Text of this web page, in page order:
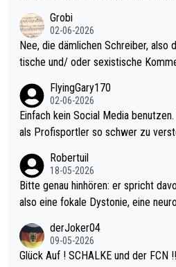
ohl wenig WDF Turniere spielen.
es Jahr der Fall. Er musste als
den Qualifier und ich glaube kaum,
gas) antun würde, wenn er doch
el hat.
Grobi
02-06-2026
Nee, die dämlichen Schreiber, also
tische und/ oder sexistische
s Leben in den Griff kriegen. Nur
r war doch neulich erst derjenige,
rovoziert hat. Und Littlers Mutter
FlyingGary170
02-06-2026
Einfach kein Social Media
als Profisportler so schwer zu
Robertuil
18-05-2026
Bitte genau hinhören: er spricht
also eine fokale Dystonie, eine
erden, im Arm hat. Und, dass
be immer noch, dass sehr viele der
derJoker04
09-05-2026
Glück Auf ! SCHALKE und der FCN